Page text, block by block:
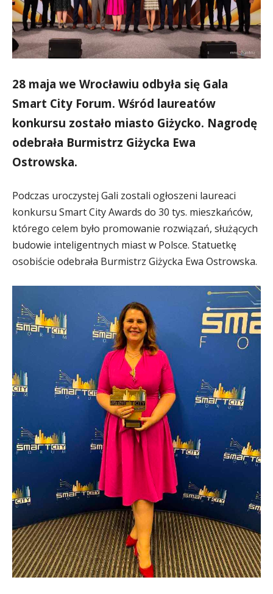
28 maja we Wrocławiu odbyła się Gala
Smart City Forum. Wśród laureatów
konkursu zostało miasto Giżycko. Nagrodę
odebrała Burmistrz Giżycka Ewa
Ostrowska.
Podczas uroczystej Gali zostali ogłoszeni laureaci
konkursu Smart City Awards do 30 tys. mieszkańców,
którego celem było promowanie rozwiązań, służących
budowie inteligentnych miast w Polsce. Statuetkę
osobiście odebrała Burmistrz Giżycka Ewa Ostrowska.